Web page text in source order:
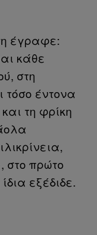
έγραφε:
κάθε
στη
έντονα
τη φρίκη
στο πρώτο
εξέδιδε.